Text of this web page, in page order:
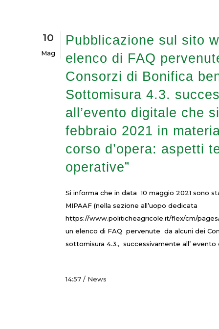
10
Mag
Pubblicazione sul sito
elenco di FAQ
Consorzi di Bonifica
Sottomisura 4.3.
all’evento digitale che
febbraio 2021 in
corso d’opera: aspetti
operative”
Si informa che in data 10 maggio 2021
MIPAAF (nella sezione all’uopo dedicata
https://www.politicheagricole.it/flex/cm/
un elenco di FAQ pervenute da alcuni dei
sottomisura 4.3., successivamente all’
14:57 / News